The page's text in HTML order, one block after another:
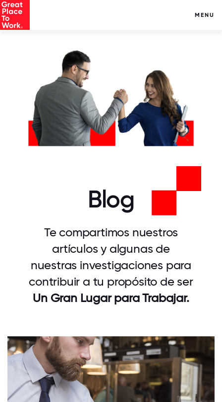
MENU
Blog
Te compartimos nuestros
artículos y algunas de
nuestras investigaciones para
contribuir a tu propósito de ser
Un Gran Lugar para Trabajar.